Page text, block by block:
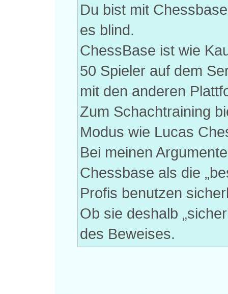
Du bist mit
es blind.
ChessBase ist wie
50 Spieler auf dem
mit den anderen
Zum Schachtraining
Modus wie Lucas
Bei meinen
Chessbase als die
Profis benutzen
Ob sie deshalb
des Beweises.